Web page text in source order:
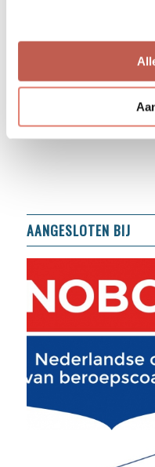
KVK nummer:
Btw-id:
AANGESLOTEN BIJ